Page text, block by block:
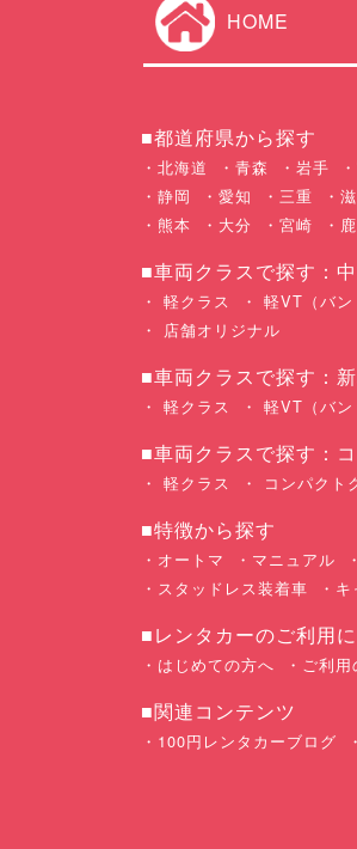
HOME
■都道府県から探す
北海道 青森 岩手
静岡
愛知 三重
熊本
大分 宮崎
■車両クラスで探す：
軽クラス 軽VT（バン
店舗オリジナル
■車両クラスで探す：
軽クラス 軽VT（バン
■車両クラスで探す：
軽クラス コンパクト
■特徴から探す
オートマ マニュアル
スタッドレス装着車
キ
■レンタカーのご利用
はじめての方へ ご利
■関連コンテンツ
100円レンタカーブログ